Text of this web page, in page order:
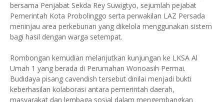
bersama Penjabat Sekda Rey Suwigtyo, sejumlah pejabat
Pemerintah Kota Probolinggo serta perwakilan LAZ Persada
meninjau area perkebunan yang dikelola menggunakan sistem
bagi hasil dengan warga setempat.
Rombongan kemudian melanjutkan kunjungan ke LKSA Al
Umah 1 yang berada di Perumahan Wonoasih Permai.
Budidaya pisang cavendish tersebut dinilai menjadi bukti
keberhasilan kolaborasi antara pemerintah daerah,
masyarakat dan lembaga sosial dalam mengembangkan